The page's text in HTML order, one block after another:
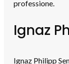
professione.
Ignaz
Ignaz Philipp